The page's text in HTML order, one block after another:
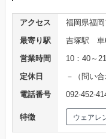
アクセス
福岡県福
最寄り駅
吉塚駅 車
営業時間
10：40～
定休日
－（問い合
電話番号
092-452-
特徴 ウェアレ